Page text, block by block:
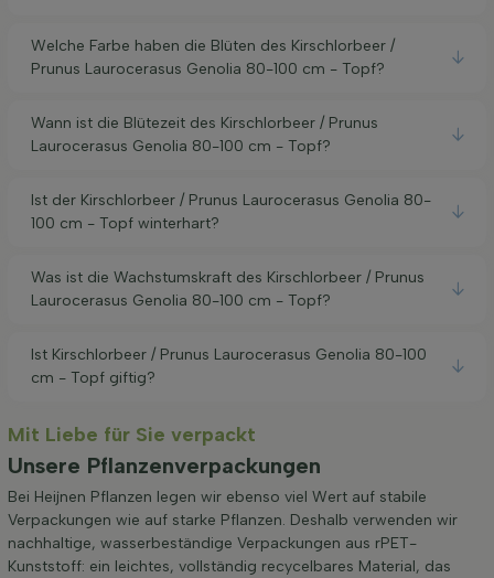
Welche Farbe haben die Blüten des Kirschlorbeer /
Prunus Laurocerasus Genolia 80-100 cm - Topf?
Wann ist die Blütezeit des Kirschlorbeer / Prunus
Laurocerasus Genolia 80-100 cm - Topf?
Ist der Kirschlorbeer / Prunus Laurocerasus Genolia 80-
100 cm - Topf winterhart?
Was ist die Wachstumskraft des Kirschlorbeer / Prunus
Laurocerasus Genolia 80-100 cm - Topf?
Ist Kirschlorbeer / Prunus Laurocerasus Genolia 80-100
cm - Topf giftig?
Mit Liebe für Sie verpackt
Unsere Pflanzenverpackungen
Bei Heijnen Pflanzen legen wir ebenso viel Wert auf stabile
Verpackungen wie auf starke Pflanzen. Deshalb verwenden wir
nachhaltige, wasserbeständige Verpackungen aus rPET-
Kunststoff: ein leichtes, vollständig recycelbares Material, das